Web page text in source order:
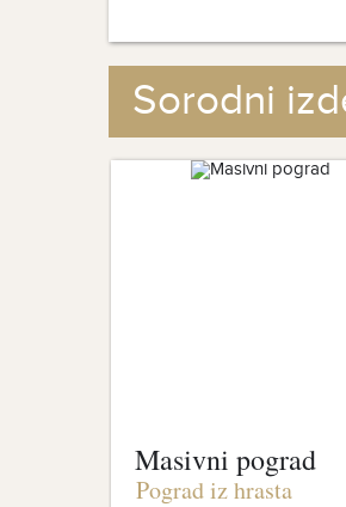
Sorodni
Masivni pograd
Pograd iz hrasta